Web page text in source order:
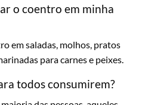
o coentro em minha
em saladas, molhos, pratos
para carnes e peixes.
todos consumirem?